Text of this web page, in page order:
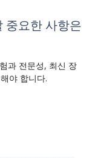
중요한 사항은
과 전문성, 최신 장
야 합니다.